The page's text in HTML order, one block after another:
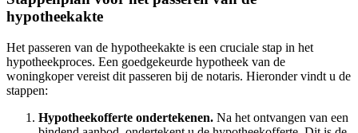
hypotheekakte
Het passeren van de hypotheekakte is een cruciale stap in het
hypotheekproces. Een goedgekeurde hypotheek van de
woningkoper vereist dit passeren bij de notaris. Hieronder vindt u de
stappen:
Hypotheekofferte ondertekenen. Na het ontvangen van een